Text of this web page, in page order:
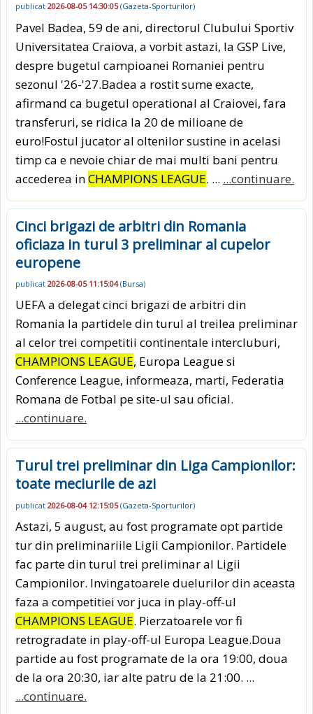
publicat 2026-08-05 14:30:05(Gazeta-Sporturilor)
Pavel Badea, 59 de ani, directorul Clubului Sportiv
Universitatea Craiova, a vorbit astazi, la GSP Live,
despre bugetul campioanei Romaniei pentru
sezonul '26-'27.Badea a rostit sume exacte,
afirmand ca bugetul operational al Craiovei, fara
transferuri, se ridica la 20 de milioane de
euro!Fostul jucator al oltenilor sustine in acelasi
timp ca e nevoie chiar de mai multi bani pentru
accederea inCHAMPIONS LEAGUE. ... ...continuare.
Cinci brigazi de arbitri din Romania
oficiaza in turul 3 preliminar al cupelor
europene
publicat 2026-08-05 11:15:04(Bursa)
UEFA a delegat cinci brigazi de arbitri din
Romania la partidele din turul al treilea preliminar
al celor trei competitii continentale intercluburi,
CHAMPIONS LEAGUE, Europa League si
Conference League, informeaza, marti, Federatia
Romana de Fotbal pe site-ul sau oficial.
...continuare.
Turul trei preliminar din Liga Campionilor:
toate meciurile de azi
publicat 2026-08-04 12:15:05(Gazeta-Sporturilor)
Astazi, 5 august, au fost programate opt partide
tur din preliminariile Ligii Campionilor. Partidele
fac parte din turul trei preliminar al Ligii
Campionilor. Invingatoarele duelurilor din aceasta
faza a competitiei vor juca in play-off-ul
CHAMPIONS LEAGUE. Pierzatoarele vor fi
retrogradate in play-off-ul Europa League.Doua
partide au fost programate de la ora 19:00, doua
de la ora 20:30, iar alte patru de la 21:00. ...
...continuare.